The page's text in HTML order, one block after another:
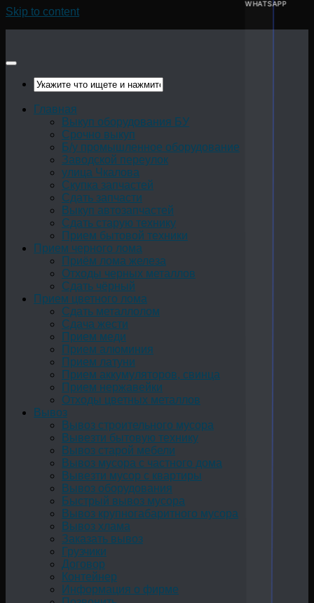
Skip to content
Главная
Выкуп оборудования БУ
Срочно выкуп
Б/у промышленное оборудование
Заводской переулок
улица Чкалова
Скупка запчастей
Сдать запчасти
Выкуп автозапчастей
Сдать старую технику
Прием бытовой техники
Прием черного лома
Приём лома железа
Отходы черных металлов
Сдать чёрный
Прием цветного лома
Сдать металлолом
Сдача жести
Прием меди
Прием алюминия
Прием латуни
Прием аккумуляторов, свинца
Прием нержавейки
Отходы цветных металлов
Вывоз
Вывоз строительного мусора
Вывезти бытовую технику
Вывоз старой мебели
Вывоз мусора с частного дома
Вывезти мусор с квартиры
Вывоз оборудования
Быстрый вывоз мусора
Вывоз крупногабаритного мусора
Вывоз хлама
Заказать вывоз
Грузчики
Договор
Контейнер
Информация о фирме
WHATSAPP